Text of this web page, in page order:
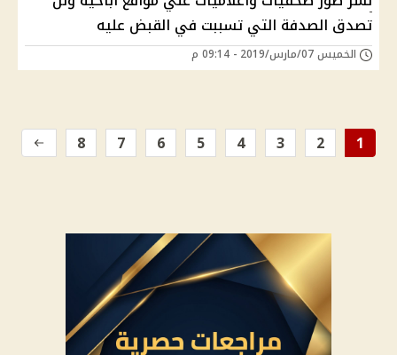
تصدق الصدفة التي تسببت في القبض عليه
الخميس 07/مارس/2019 - 09:14 م
1
2
3
4
5
6
7
8